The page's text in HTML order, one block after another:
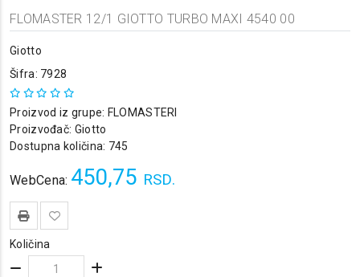
FLOMASTER 12/1 GIOTTO TURBO MAXI 4540 00
Giotto
Šifra: 7928
Proizvod iz grupe: FLOMASTERI
Proizvođač: Giotto
Dostupna količina: 745
WebCena: 450,75 RSD.
Količina